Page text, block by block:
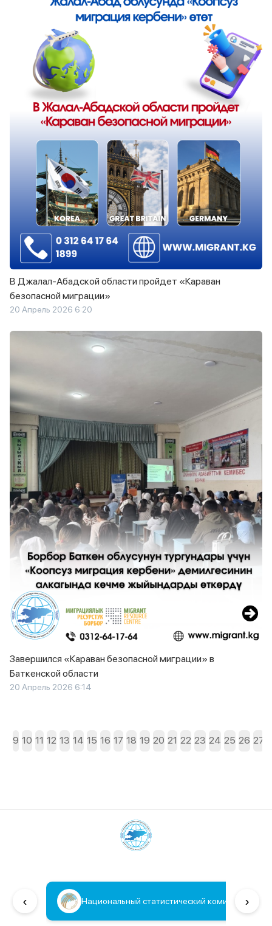
В Джалал-Абадской области пройдет «Караван
безопасной миграции»
20 Апрель 2026 6:20
Завершился «Караван безопасной миграции» в
Баткенской области
20 Апрель 2026 6:14
9 10 11 12 13 14 15 16 17 18 19 20 21 22 23 24 25 26 27
‹ Национальный статистический комитет КР
›